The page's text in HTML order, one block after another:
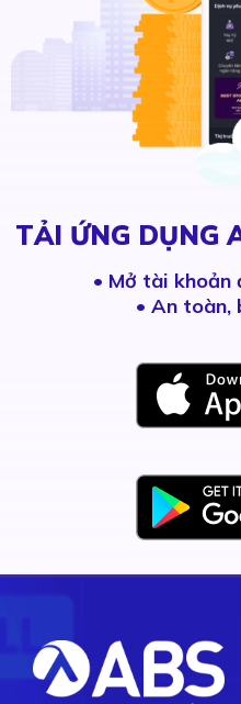
TẢI ỨNG DỤNG
• Mở tài khoản
• An toàn,